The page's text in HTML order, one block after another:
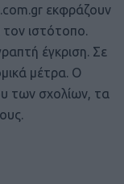
εκφράζουν
τον ιστότοπο.
έγκριση. Σε
μέτρα. Ο
των σχολίων, τα